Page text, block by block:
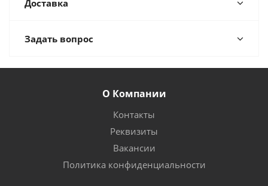
Доставка
Задать вопрос
О Компании
Контакты
Реквизиты
Вакансии
Политика конфиденциальности